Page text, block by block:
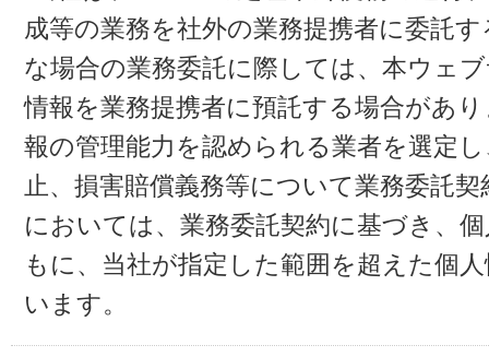
成等の業務を社外の業務提携者に委託
な場合の業務委託に際しては、本ウェ
情報を業務提携者に預託する場合があ
報の管理能力を認められる業者を選定
止、損害賠償義務等について業務委託
においては、業務委託契約に基づき、
もに、当社が指定した範囲を超えた個
います。